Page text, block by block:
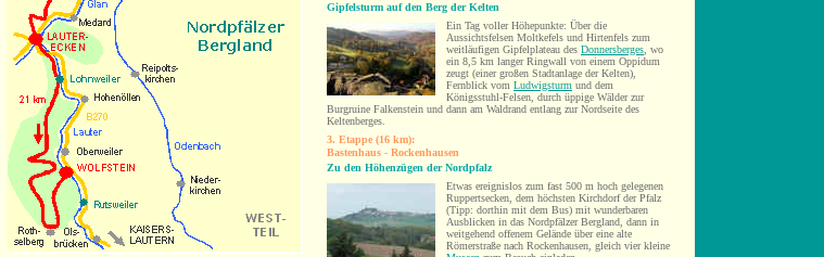
Gipfelsturm auf den Berg der Kelten
Ein Tag voller Höhepunkte: Über die
Aussichtsfelsen Moltkefels und Hirtenfels zum
weitläufigen Gipfelplateau des Donnersberges , wo
ein 8,5 km langerRingwall von einem Oppidum
zeugt (einer großen Stadtanlage der Kelten),
Fernblick vom Ludwigsturm und dem
Königsstuhl-Felsen, durch üppige Wälder zur
Burgruine Falkenstein und dann am Waldrand entlang zur Nordseite des
Keltenberges.
3. Etappe (16 km):
Bastenhaus - Rockenhausen
Zu den Höhenzügen der Nordpfalz
Etwas ereignislos zum fast 500 m hoch gelegenen
Ruppertsecken, dem höchsten Kirchdorf der Pfalz
(Tipp: dorthin mit dem Bus) mit wunderbaren
Ausblicken in das Nordpfälzer Bergland, dann in
weitgehend offenem Gelände über eine alte
Römerstraße nach Rockenhausen, gleich vier kleine